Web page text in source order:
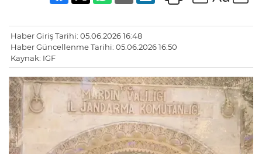
Haber Giriş Tarihi: 05.06.2026 16:48
Haber Güncellenme Tarihi: 05.06.2026 16:50
Kaynak: IGF